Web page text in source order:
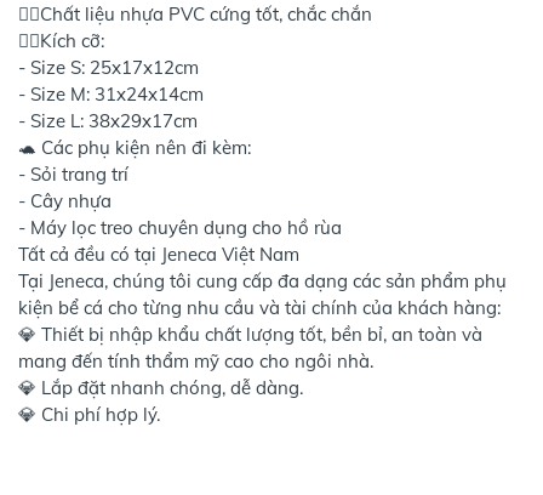
👉🏻Chất liệu nhựa PVC cứng tốt, chắc chắn
👉🏻Kích cỡ:
- Size S: 25x17x12cm
- Size M: 31x24x14cm
- Size L: 38x29x17cm
🐢 Các phụ kiện nên đi kèm:
- Sỏi trang trí
- Cây nhựa
- Máy lọc treo chuyên dụng cho hồ rùa
Tất cả đều có tại Jeneca Việt Nam
Tại Jeneca, chúng tôi cung cấp đa dạng các sản phẩm phụ
kiện bể cá cho từng nhu cầu và tài chính của khách hàng:
💎 Thiết bị nhập khẩu chất lượng tốt, bền bỉ, an toàn và
mang đến tính thẩm mỹ cao cho ngôi nhà.
💎 Lắp đặt nhanh chóng, dễ dàng.
💎 Chi phí hợp lý.